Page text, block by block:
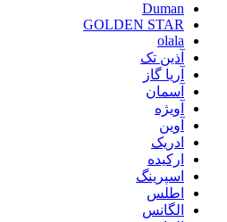
Duman
GOLDEN STAR
olala
آذین تک
آریا گاز
آسمان
آویژه
آوین
ادریک
ارکیده
اسپرینگ
اطلس
الگانس